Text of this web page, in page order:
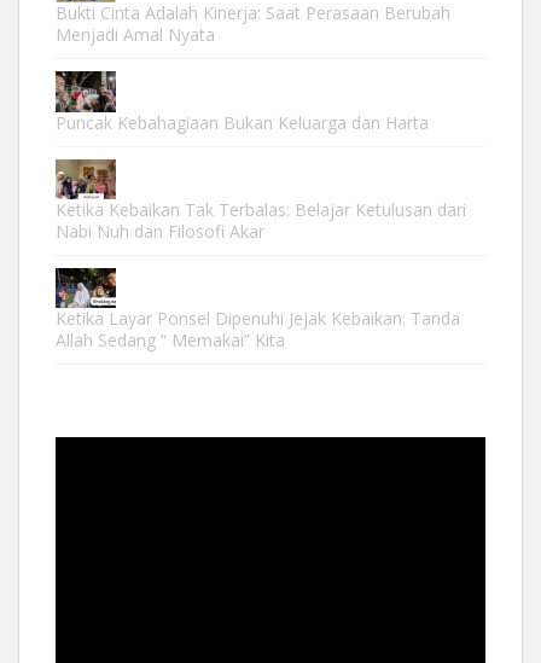
Bukti Cinta Adalah Kinerja: Saat Perasaan Berubah
Menjadi Amal Nyata
Puncak Kebahagiaan Bukan Keluarga dan Harta
Ketika Kebaikan Tak Terbalas: Belajar Ketulusan dari
Nabi Nuh dan Filosofi Akar
Ketika Layar Ponsel Dipenuhi Jejak Kebaikan: Tanda
Allah Sedang “ Memakai” Kita